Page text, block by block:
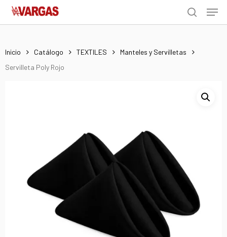
Skip
search
Menu
Inicio Catálogo TEXTILES
Manteles y Servilletas
Servilleta Poly Rojo